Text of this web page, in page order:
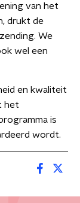
van het
drukt de
We
wel een
en kwaliteit
het
is
wordt.